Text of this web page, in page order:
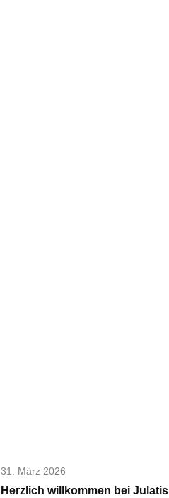
31. März 2026
Herzlich willkommen bei Julatis